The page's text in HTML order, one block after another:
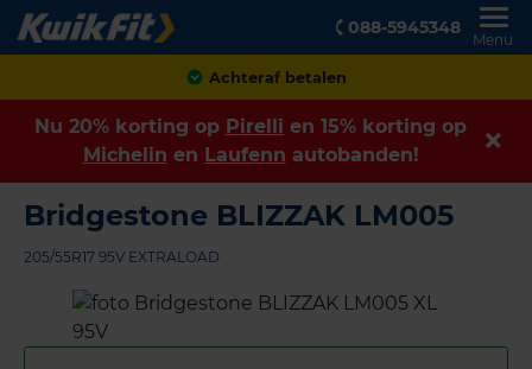
088-5945348
Menu
Achteraf betalen
Nu 20% korting op Pirelli en 15% korting op
Michelin en Laufenn autobanden!
Bridgestone BLIZZAK LM005
205/55R17 95V EXTRALOAD